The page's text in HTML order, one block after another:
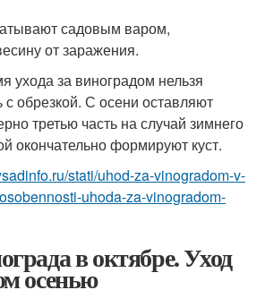
садовым варом,
от заражения.
ухода за виноградом нельзя
с обрезкой. С осени оставляют
третью часть на случай зимнего
окончательно формируют куст.
stati/uhod-za-vinogradom-v-
uhoda-za-vinogradom-
в октябре. Уход
осенью